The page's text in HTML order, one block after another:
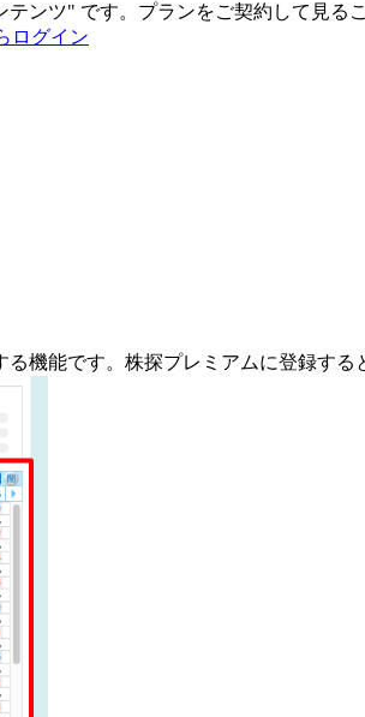
テンツ" です。プランをご契約して見る
ログイン
機能です。 株探プレミアムに登録する